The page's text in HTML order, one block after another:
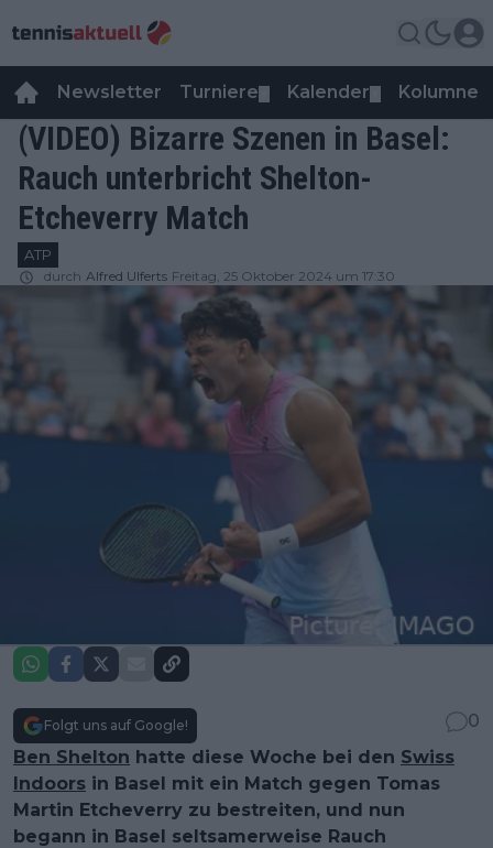
Newsletter Turniere Kalender Kolumnen
(VIDEO) Bizarre Szenen in Basel:
Rauch unterbricht Shelton-
Etcheverry Match
ATP
durch Alfred Ulferts Freitag, 25 Oktober 2024 um 17:30
Folgt uns auf Google!
0
Ben Shelton hatte diese Woche bei den Swiss
Indoors in Basel mit ein Match gegen Tomas
Martin Etcheverry zu bestreiten, und nun
begann in Basel seltsamerweise Rauch